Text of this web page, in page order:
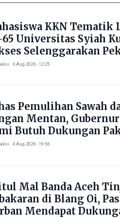
KKN Tematik
65 Universitas Syiah
Selenggarakan
di Gampong
. 6 Aug 2026 - 12:25
Pemulihan Sawah
Mentan,
Butuh Dukungan
. 4 Aug 2026 - 19:56
Mal Banda Aceh
di Blang Oi,
Mendapat